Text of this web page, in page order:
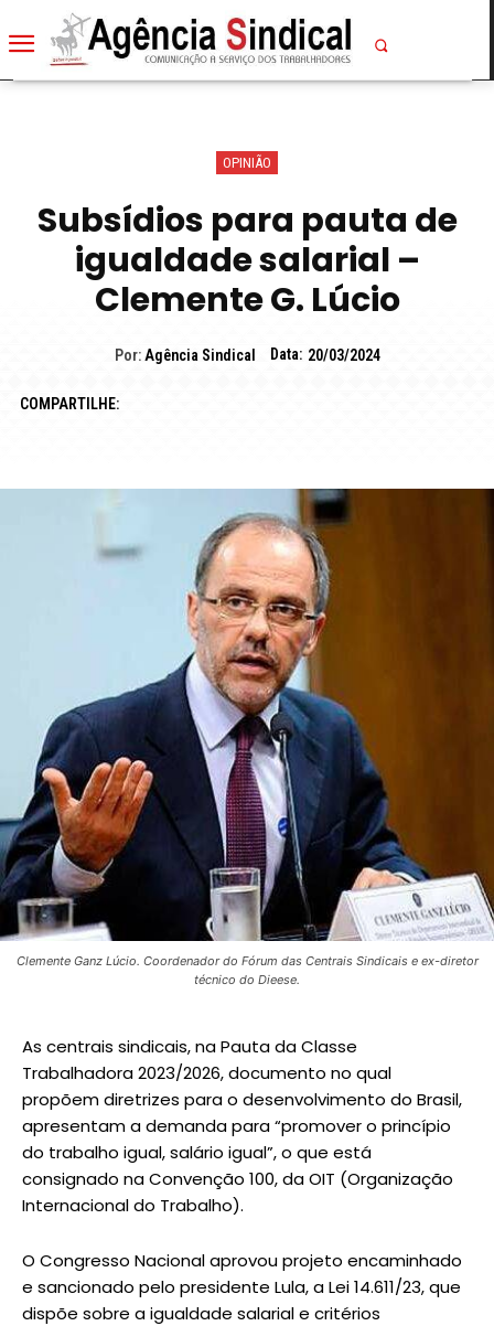
OPINIÃO
Subsídios para pauta de
igualdade salarial –
Clemente G. Lúcio
Por: Agência Sindical Data: 20/03/2024
COMPARTILHE:
Clemente Ganz Lúcio. Coordenador do Fórum das Centrais Sindicais e ex-diretor
técnico do Dieese.
As centrais sindicais, na Pauta da Classe
Trabalhadora 2023/2026, documento no qual
propõem diretrizes para o desenvolvimento do Brasil,
apresentam a demanda para “promover o princípio
do trabalho igual, salário igual”, o que está
consignado na Convenção 100, da OIT (Organização
Internacional do Trabalho).
O Congresso Nacional aprovou projeto encaminhado
e sancionado pelo presidente Lula, a Lei 14.611/23, que
dispõe sobre a igualdade salarial e critérios